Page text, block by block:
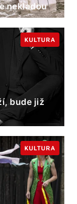
nekladou
bude již
KULTURA
KULTURA